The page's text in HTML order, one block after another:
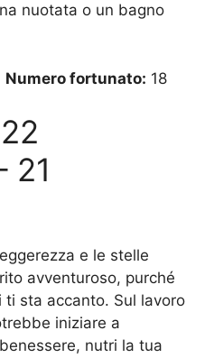
nuotata o un bagno
Numero fortunato: 18
21
e le stelle
avventuroso, purché
sta accanto. Sul lavoro
iniziare a
nutri la tua